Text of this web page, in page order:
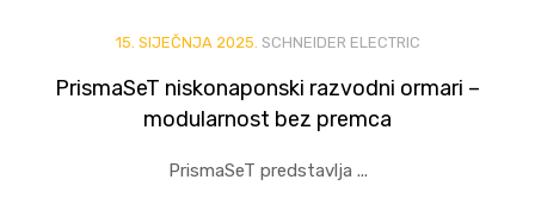
15. SIJEČNJA 2025. SCHNEIDER ELECTRIC
PrismaSeT niskonaponski razvodni ormari –
modularnost bez premca
PrismaSeT predstavlja ...